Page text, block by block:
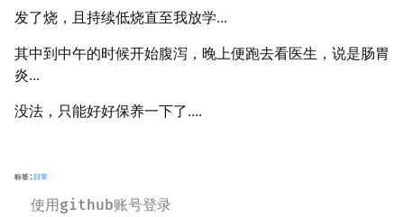
发了烧，且持续低烧直至我放学...
其中到中午的时候开始腹泻，晚上便跑去看医生，说是肠胃
炎...
没法，只能好好保养一下了....
标签: 日常
使用github账号登录